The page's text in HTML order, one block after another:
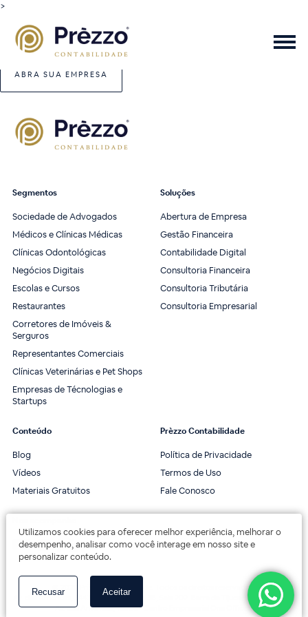
>
Utilizamos cookies para oferecer melhor experiência, melhorar o
desempenho, analisar como você interage em nosso site e
personalizar conteúdo.
Recusar Aceitar
ABRA SUA EMPRESA
Segmentos
Sociedade de Advogados
Médicos e Clínicas Médicas
Clínicas Odontológicas
Negócios Digitais
Escolas e Cursos
Restaurantes
Corretores de Imóveis &
Serguros
Representantes Comerciais
Clínicas Veterinárias e Pet Shops
Empresas de Técnologias e
Startups
Soluções
Abertura de Empresa
Gestão Financeira
Contabilidade Digital
Consultoria Financeira
Consultoria Tributária
Consultoria Empresarial
Conteúdo
Blog
Vídeos
Materiais Gratuitos
Prèzzo Contabilidade
Política de Privacidade
Termos de Uso
Fale Conosco
© 2020 Prèzzo Contabilidade. Todos os direitos reservados.
Av. das Américas, 3443, 2º andar, Bloco 3B, Sala 202. Barra da Tijuca, Rio de Janeiro.
Av. das Américas, 18000 - Centro Empresarial One Offices.